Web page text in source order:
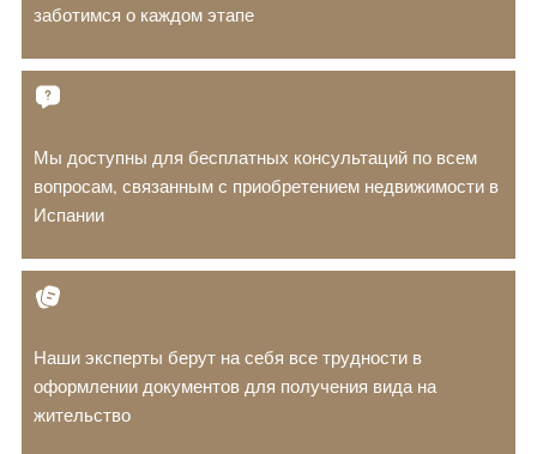
заботимся о каждом этапе
Мы доступны для бесплатных консультаций по всем
вопросам, связанным с приобретением недвижимости в
Испании
Наши эксперты берут на себя все трудности в
оформлении документов для получения вида на
жительство